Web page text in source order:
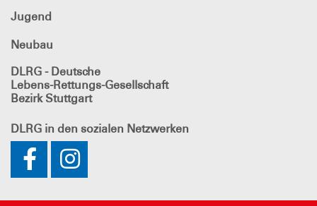
Jugend
Neubau
DLRG - Deutsche
Lebens-Rettungs-Gesellschaft
Bezirk Stuttgart
DLRG in den sozialen Netzwerken